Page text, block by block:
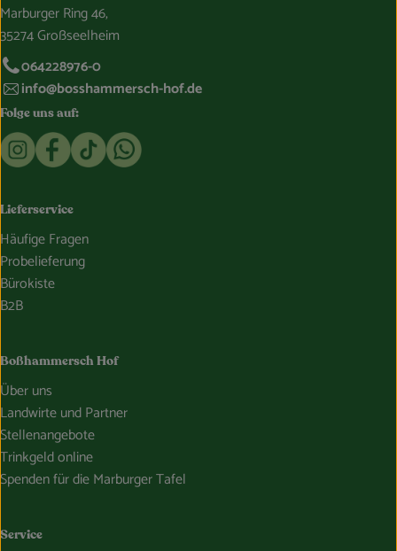
Marburger Ring 46,
35274 Großseelheim
064228976-0
info@bosshammersch-hof.de
Folge uns auf:
Externer Link zu https://www.instagram.com/
Externer Link zu https://www.facebook.com/
Externer Link zu https://www.tiktok.com/
Externer Link zu https://whatsapp.com/
Lieferservice
Häufige Fragen
Probelieferung
Bürokiste
B2B
Boßhammersch Hof
Über uns
Landwirte und Partner
Stellenangebote
Trinkgeld online
Spenden für die Marburger Tafel
Service